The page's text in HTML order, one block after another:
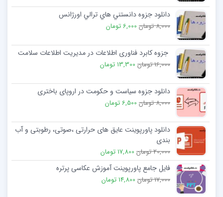
دانلود جزوه دانستني هاي ترالي اورژانس
8,000 تومان 6,000 تومان
جزوه کابرد فناوری اطلاعات در مدیریت اطلاعات سلامت
16,000 تومان 13,300 تومان
دانلود جزوه سیاست و حکومت در اروپای باختری
8,000 تومان 6,500 تومان
دانلود پاورپوینت عایق های حرارتی ،صوتی، رطوبتی و آب
بندی
20,000 تومان 17,800 تومان
فایل جامع پاورپوینت آموزش عکاسی پرتره
17,000 تومان 14,800 تومان